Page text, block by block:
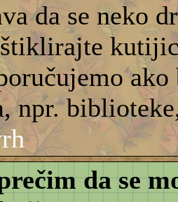
da se neko
npr.
da se